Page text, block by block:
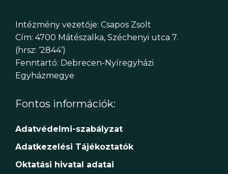
Intézmény vezetője: Csapos Zsolt
Cím: 4700 Mátészalka, Széchenyi utca 7.
(hrsz: ‘2844’)
Fenntartó: Debrecen-Nyíregyházi
Egyházmegye
Fontos információk:
Adatvédelmi-szabályzat
Adatkezelési Tájékoztatók
Oktatási hivatal adatai